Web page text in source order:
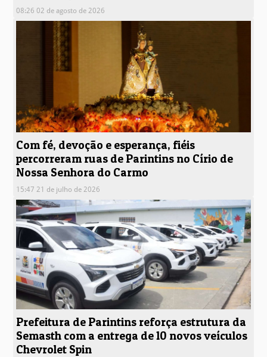
08:26 02 de agosto de 2026
Com fé, devoção e esperança, fiéis
percorreram ruas de Parintins no Círio de
Nossa Senhora do Carmo
15:47 21 de julho de 2026
Prefeitura de Parintins reforça estrutura da
Semasth com a entrega de 10 novos veículos
Chevrolet Spin